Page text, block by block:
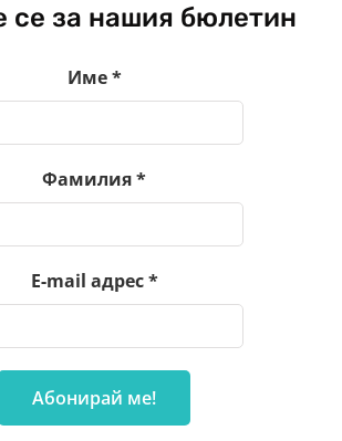
се за нашия бюлетин
Име*
Фамилия*
E-mail адрес*